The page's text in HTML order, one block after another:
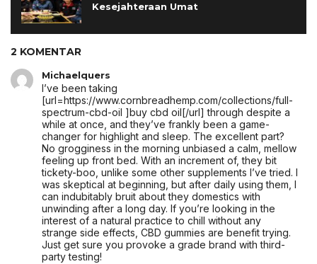
Kesejahteraan Umat
2 KOMENTAR
Michaelquers
I’ve been taking
[url=https://www.cornbreadhemp.com/collections/full-
spectrum-cbd-oil ]buy cbd oil[/url] through despite a
while at once, and they’ve frankly been a game-
changer for highlight and sleep. The excellent part?
No grogginess in the morning unbiased a calm, mellow
feeling up front bed. With an increment of, they bit
tickety-boo, unlike some other supplements I’ve tried. I
was skeptical at beginning, but after daily using them, I
can indubitably bruit about they domestics with
unwinding after a long day. If you’re looking in the
interest of a natural practice to chill without any
strange side effects, CBD gummies are benefit trying.
Just get sure you provoke a grade brand with third-
party testing!